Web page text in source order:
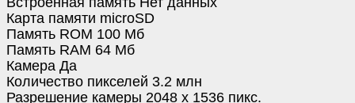
Карта памяти microSD
Память ROM 100 Мб
Память RAM 64 Мб
Камера Да
Количество пикселей 3.2 млн
Разрешение камеры 2048 x 1536 пикс.